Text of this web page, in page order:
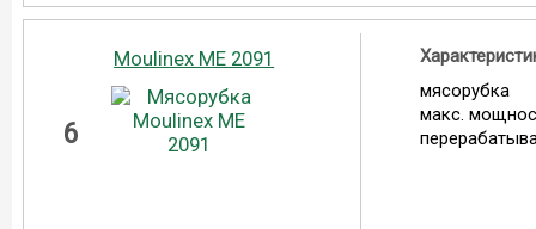
6
Moulinex ME 2091
мясорубка
макс.